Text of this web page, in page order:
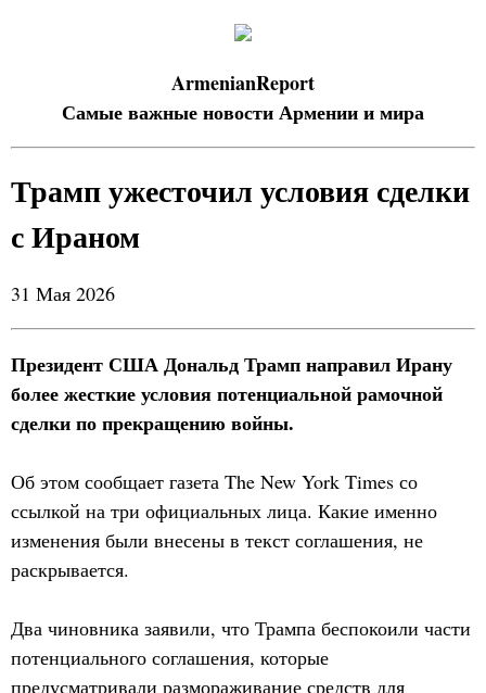
ArmenianReport
Самые важные новости Армении и мира
Трамп ужесточил условия сделки
с Ираном
31 Мая 2026
Президент США Дональд Трамп направил Ирану
более жесткие условия потенциальной рамочной
сделки по прекращению войны.
Об этом сообщает газета The New York Times со
ссылкой на три официальных лица. Какие именно
изменения были внесены в текст соглашения, не
раскрывается.
Два чиновника заявили, что Трампа беспокоили части
потенциального соглашения, которые
предусматривали размораживание средств для